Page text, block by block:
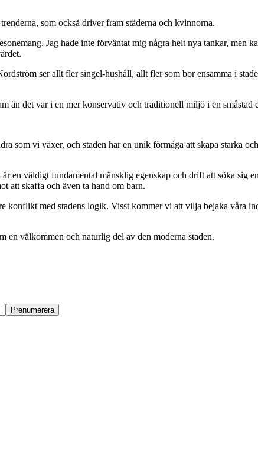
som också driver fram städerna och kvinnorna.
Jag hade inte förväntat mig några helt nya tankar, men
ser allt fler singel-hushåll, allt fler som bor ensamma i
än det var i en mer konservativ och traditionell miljö i en småstad
som vi växer, och staden har en unik förmåga att skapa starka
en väldigt fundamental mänsklig egenskap och drift att söka sig
att skaffa och även ta hand om barn.
med stadens logik. Visst kommer vi att vilja bejaka våra
en välkommen och naturlig del av den moderna staden.